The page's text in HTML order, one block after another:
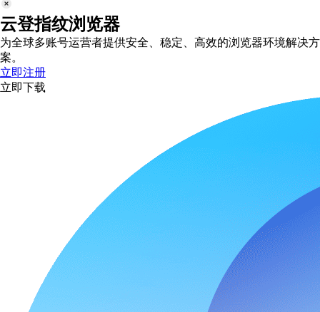
云登指纹浏览器
为全球多账号运营者提供安全、稳定、高效的浏览器环境解决方
案。
立即注册
立即下载